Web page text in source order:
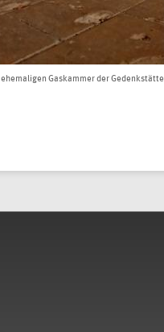
Gaskammer der Gedenkstätte